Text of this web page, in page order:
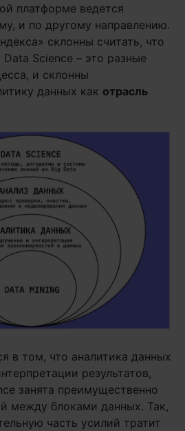
платформе ведется
и по другому направлению.
склонны считать, что
Science – это разные
и склонны
данных как отрасль
в том, что аналитика данных
результатов,
занята преимущественно
между блоками данных. Так,
часть усилий тратит